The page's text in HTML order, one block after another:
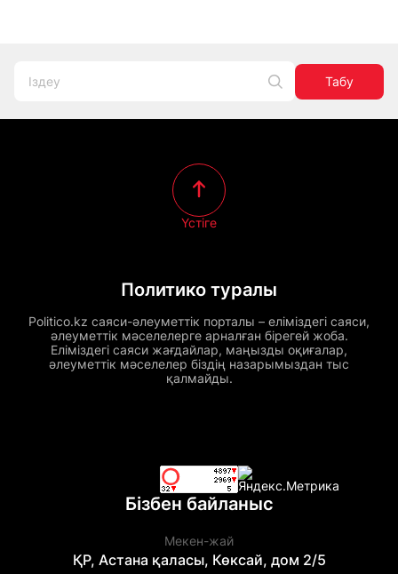
Табу
Политико туралы
Politico.kz саяси-әлеуметтік порталы – еліміздегі саяси,
әлеуметтік мәселелерге арналған бірегей жоба.
Еліміздегі саяси жағдайлар, маңызды оқиғалар,
әлеуметтік мәселелер біздің назарымыздан тыс
қалмайды.
Үстіге
Бізбен байланыс
Мекен-жай
ҚР, Астана қаласы, Көксай, дом 2/5